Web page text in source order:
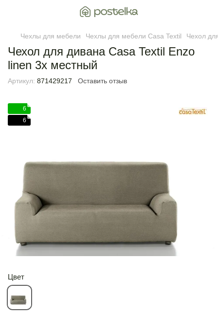
Чехлы для мебели Чехлы для мебели Casa Textil Чехол
Чехол для дивана Casa Textil Enzo
linen 3х местный
Артикул: 871429217 Оставить отзыв
6
6
Цвет